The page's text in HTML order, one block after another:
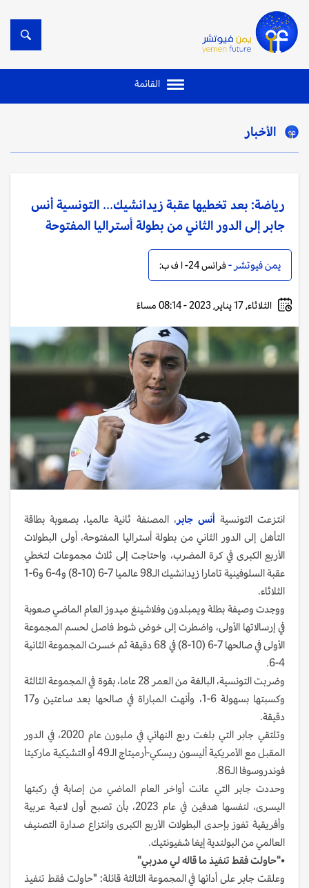
القائمة
الأخبار
رياضة: بعد تخطيها عقبة زيدانشيك... التونسية أنس
جابر إلى الدور الثاني من بطولة أستراليا المفتوحة
يمن فيوتشر -فرانس 24- ا ف ب:
الثلاثاء, 17 يناير, 2023 - 08:14 مساءً
انتزعت التونسية أنس جابر ، المصنفة ثانية عالميا، بصعوبة بطاقة
التأهل إلى الدور الثاني من بطولة أستراليا المفتوحة، أولى البطولات
الأربع الكبرى في كرة المضرب، واحتاجت إلى ثلاث مجموعات لتخطي
عقبة السلوفينية تامارا زيدانشيك الـ98 عالميا 7-6 (10-8) و4-6 و6-1
الثلاثاء.
ووجدت وصيفة بطلة ويمبلدون وفلاشينغ ميدوز العام الماضي صعوبة
في إرسالاتها الأولى، واضطرت إلى خوض شوط فاصل لحسم المجموعة
الأولى في صالحها 7-6 (10-8) في 68 دقيقة ثم خسرت المجموعة الثانية
4-6.
وضربت التونسية، البالغة من العمر 28 عاما، بقوة في المجموعة الثالثة
وكسبتها بسهولة 6-1، وأنهت المباراة في صالحها بعد ساعتين و17
دقيقة.
وتلتقي جابر التي بلغت ربع النهائي في ملبورن عام 2020، في الدور
المقبل مع الأمريكية أليسون ريسكي-أرميتاج الـ49 أو التشيكية ماركيتا
فوندروسوفا الـ86.
وحددت جابر التي عانت أواخر العام الماضي من إصابة في ركبتها
اليسرى، لنفسها هدفين في عام 2023، بأن تصبح أول لاعبة عربية
وأفريقية تفوز بإحدى البطولات الأربع الكبرى وانتزاع صدارة التصنيف
العالمي من البولندية إيغا شفيونتيك.
•"حاولت فقط تنفيذ ما قاله لي مدربي"
وعلقت جابر على أدائها في المجموعة الثالثة قائلة: "حاولت فقط تنفيذ